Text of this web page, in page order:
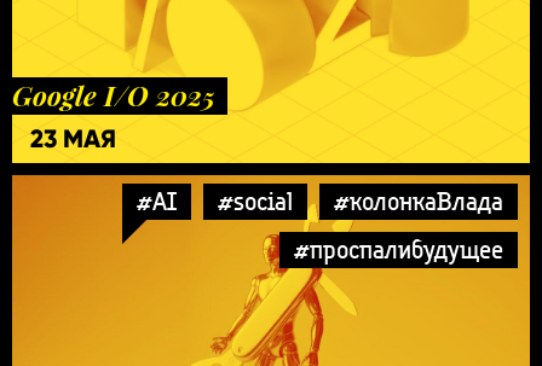
Google I/O 2025
23 МАЯ
#AI #social
#колонкаВлада
#проспалибудущее